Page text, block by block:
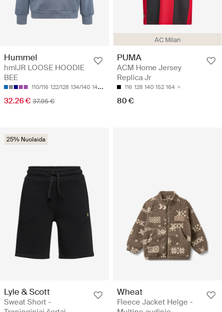
Hummel
hmlJR LOOSE HOODIE
BEE
110/116 122/128 134/140 146/152 158/164
32.26 € 37.95 €
AC Milan
PUMA
ACM Home Jersey
Replica Jr
116 128 140 152 164
80 €
25% Nuolaida
Lyle & Scott
Sweat Short -
Wheat
Fleece Jacket Helge -